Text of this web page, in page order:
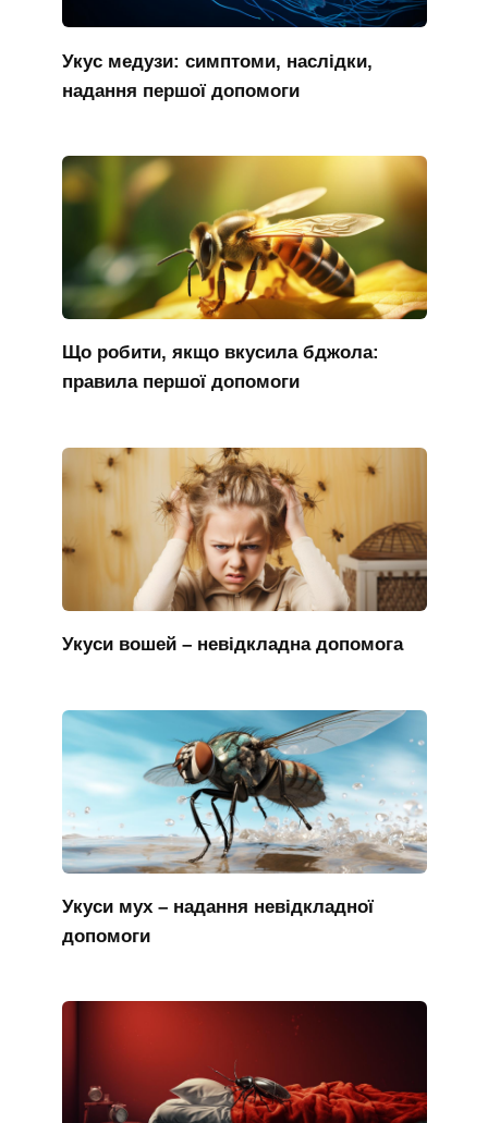
Укус медузи: симптоми, наслідки,
надання першої допомоги
Що робити, якщо вкусила бджола:
правила першої допомоги
Укуси вошей – невідкладна допомога
Укуси мух – надання невідкладної
допомоги